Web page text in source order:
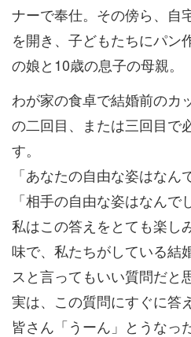
ナーで奉仕。その傍ら、自
を開き、子どもたちにパン
の娘と10歳の息子の母親。
わが家の食卓で結婚前のカ
の二回目、または三回目で
す。
「あなたの自由な姿はなん
「相手の自由な姿はなんで
私はこの答えをとても楽し
味で、私たちがしている結
スと言ってもいい質問だと
実は、この質問にすぐに答
皆さん「うーん」とうなっ